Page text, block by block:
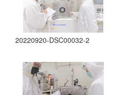
20220920-DSC00032-2